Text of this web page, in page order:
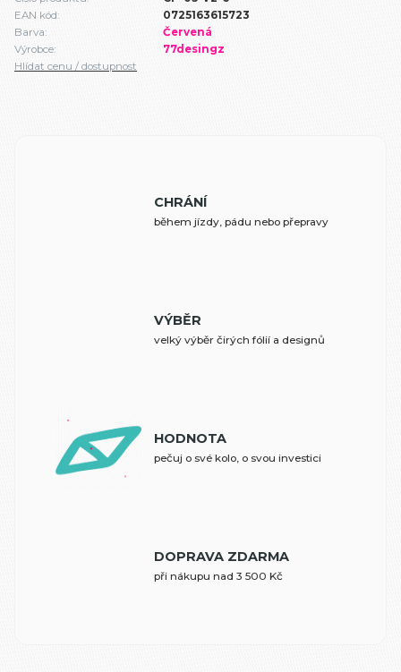
EAN kód:
0725163615723
Barva:
Červená
Výrobce:
77desingz
Hlídat cenu / dostupnost
CHRÁNÍ
během jízdy, pádu nebo přepravy
VÝBĚR
velký výběr čirých fólií a designů
HODNOTA
pečuj o své kolo, o svou investici
DOPRAVA ZDARMA
při nákupu nad 3 500 Kč